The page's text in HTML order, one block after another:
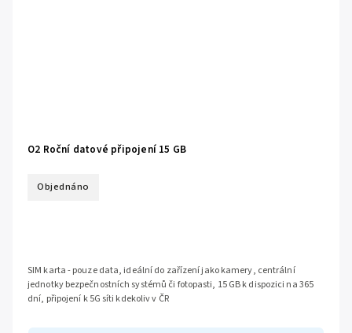
O2 Roční datové připojení 15 GB
Objednáno
SIM karta - pouze data, ideální do zařízení jako kamery, centrální
jednotky bezpečnostních systémů či fotopasti, 15 GB k dispozici na 365
dní, připojení k 5G síti kdekoliv v ČR